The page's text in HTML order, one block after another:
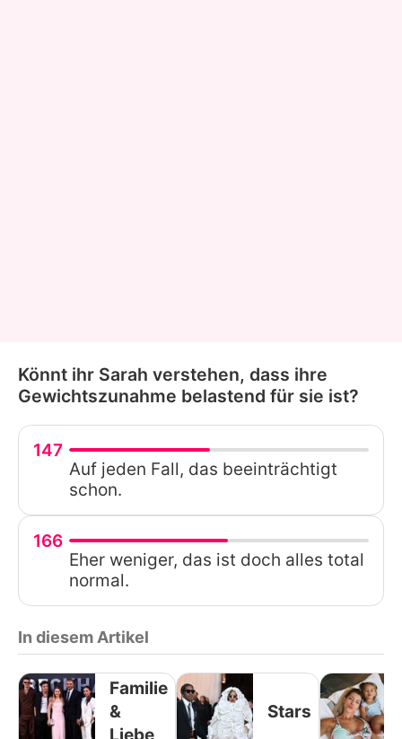
Könnt ihr Sarah verstehen, dass ihre
Gewichtszunahme belastend für sie ist?
147
Auf jeden Fall, das beeinträchtigt
schon.
166
Eher weniger, das ist doch alles total
normal.
In diesem Artikel
Familie
&
Stars